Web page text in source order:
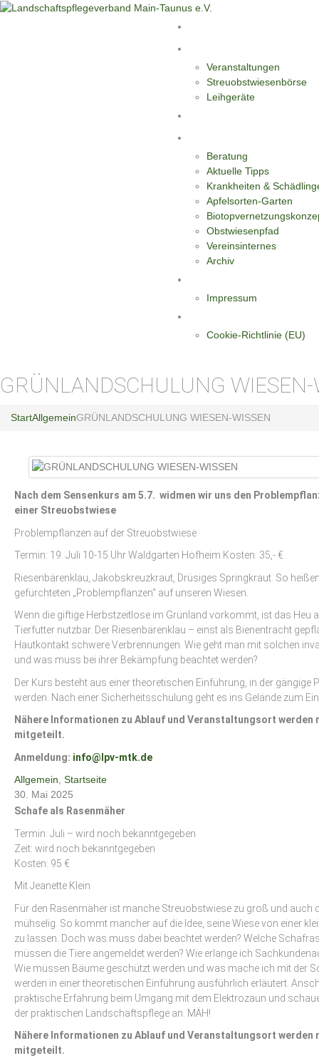
Veranstaltungen
Streuobstwiesenbörse
Leihgeräte
Beratung
Aktuelle Tipps
Krankheiten &
Apfelsorten-Garten
Obstwiesenpfad
Vereinsinternes
Archiv
Impressum
Cookie-Richtlinie (EU)
GRÜNLANDSCHULUNG WIESEN-
StartAllgemeinGRÜNLANDSCHULUNG WIESEN-WISSEN
Nach dem Sensenkurs am 5.7. widmen wir uns den
einer Streuobstwiese
Problempflanzen auf der Streuobstwiese
Termin: 19. Juli 10-15 Uhr Waldgarten Hofheim Kosten: 35,- €
Riesenbärenklau, Jakobskreuzkraut, Drüsiges Springkraut. So
gefürchteten „Problempflanzen“ auf unseren Wiesen.
Wenn die giftige Herbstzeitlose im Grünland vorkommt, ist das Heu
Tierfutter nutzbar. Der Riesenbärenklau – einst als Bienentracht
Hautkontakt schwere Verbrennungen. Wie geht man mit solchen
und was muss bei ihrer Bekämpfung beachtet werden?
Der Kurs besteht aus einer theoretischen Einführung, in der gängige
werden. Nach einer Sicherheitsschulung geht es ins Gelände zum
Nähere Informationen zu Ablauf und Veranstaltungsort werden
mitgeteilt.
Anmeldung: info@lpv-mtk.de
Schafe als Rasenmäher
Termin: Juli – wird noch bekanntgegeben
Zeit: wird noch bekanntgegeben
Kosten: 95 €
Mit Jeanette Klein
Für den Rasenmäher ist manche Streuobstwiese zu groß und auch
mühselig. So kommt mancher auf die Idee, seine Wiese von einer
zu lassen. Doch was muss dabei beachtet werden? Welche
müssen die Tiere angemeldet werden? Wie erlange ich
Wie müssen Bäume geschützt werden und was mache ich mit der
werden in einer theoretischen Einführung ausführlich erläutert.
praktische Erfahrung beim Umgang mit dem Elektrozaun und
der praktischen Landschaftspflege an. MÄH!
Nähere Informationen zu Ablauf und Veranstaltungsort werden
mitgeteilt.
Allgemein, Startseite
30. Mai 2025